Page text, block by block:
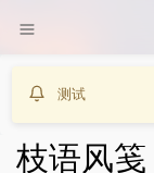
测试
枝语风笺